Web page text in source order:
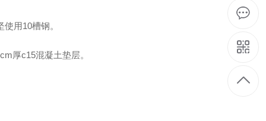
用10槽钢。
厚c15混凝土垫层。